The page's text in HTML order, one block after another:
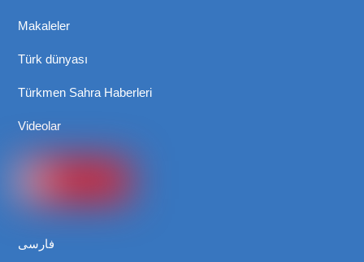
Makaleler
Türk dünyası
Türkmen Sahra Haberleri
Videolar
فارسی